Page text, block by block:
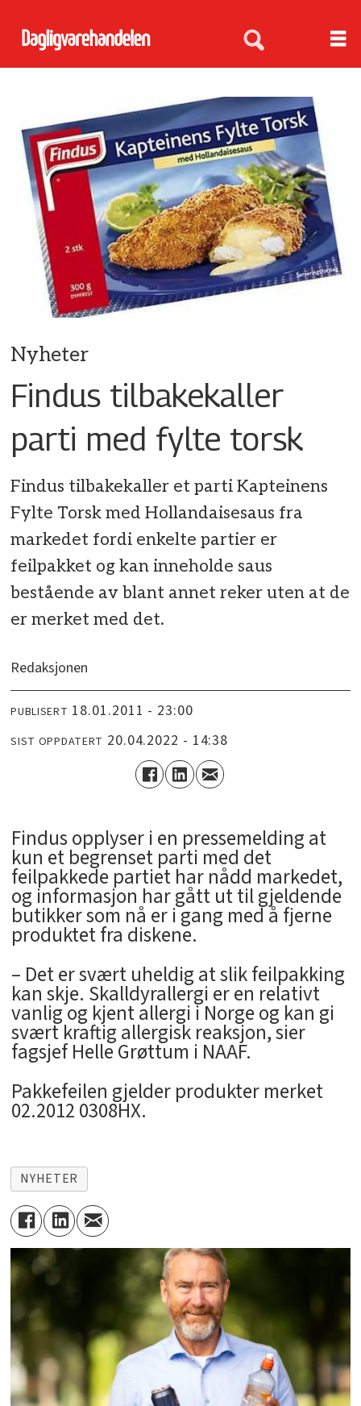
Nyheter
Findus tilbakekaller
parti med fylte torsk
Findus tilbakekaller et parti Kapteinens
Fylte Torsk med Hollandaisesaus fra
markedet fordi enkelte partier er
feilpakket og kan inneholde saus
bestående av blant annet reker uten at de
er merket med det.
Redaksjonen
PUBLISERT 18.01.2011 - 23:00
SIST OPPDATERT 20.04.2022 - 14:38
Findus opplyser i en pressemelding at
kun et begrenset parti med det
feilpakkede partiet har nådd markedet,
og informasjon har gått ut til gjeldende
butikker som nå er i gang med å fjerne
produktet fra diskene.
– Det er svært uheldig at slik feilpakking
kan skje. Skalldyrallergi er en relativt
vanlig og kjent allergi i Norge og kan gi
svært kraftig allergisk reaksjon, sier
fagsjef Helle Grøttum i NAAF.
Pakkefeilen gjelder produkter merket
02.2012 0308HX.
NYHETER